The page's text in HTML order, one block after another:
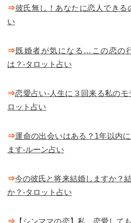
⇒彼氏無し！あなたに恋人できる
い
⇒既婚者が気になる…この恋の
は？-タロット占い
⇒恋愛占い-人生に３回来る私の
ロット占い
⇒運命の出会いはある？1年以内
ます-ルーン占い
⇒今の彼氏と将来結婚しますか？
か？-タロット占い
⇒ 【シンママの恋】私、恋愛して